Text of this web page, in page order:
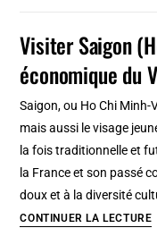
:
Visiter Saigon
économique du
Saigon, ou Ho Chi Minh-
mais aussi le visage
la fois traditionnelle et
la France et son passé
doux et à la diversité
CONTINUER LA LECTURE